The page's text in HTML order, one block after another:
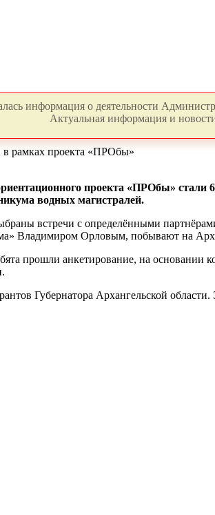
информация о деятельности
Актуальная информация и
в рамках проекта «ПРОбы»
проекта «ПРОбы» стали
водных магистралей.
встречи с определёнными
Владимиром Орловым, побывают на
прошли анкетирование, на основании
Губернатора Архангельской